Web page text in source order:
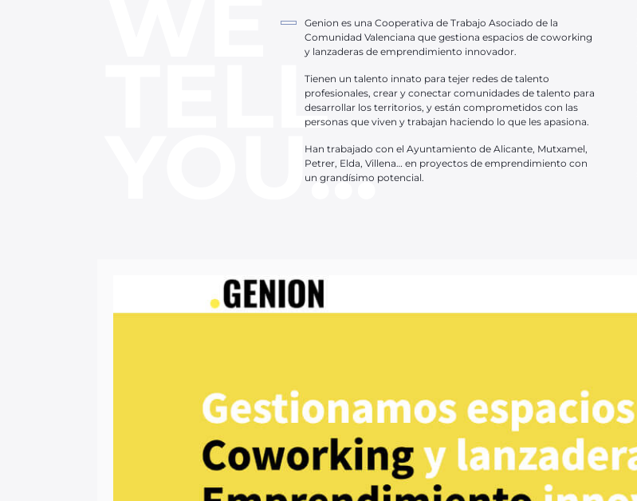
TELL
YOU...
Genion es una Cooperativa de Trabajo Asociado de la
Comunidad Valenciana que gestiona espacios de coworking
y lanzaderas de emprendimiento innovador.
Tienen un talento innato para tejer redes de talento
profesionales, crear y conectar comunidades de talento para
desarrollar los territorios, y están comprometidos con las
personas que viven y trabajan haciendo lo que les apasiona.
Han trabajado con el Ayuntamiento de Alicante, Mutxamel,
Petrer, Elda, Villena… en proyectos de emprendimiento con
un grandísimo potencial.